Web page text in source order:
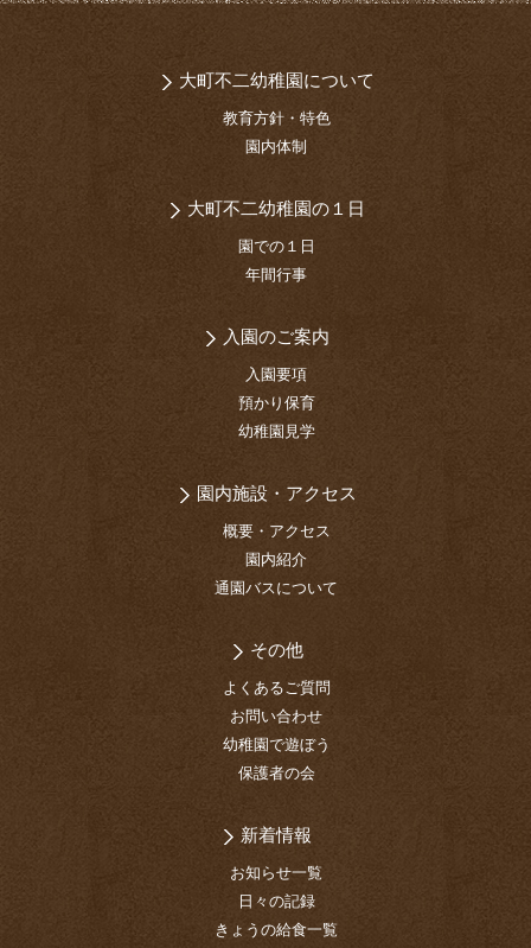
大町不二幼稚園について
教育方針・特色
園内体制
大町不二幼稚園の１日
園での１日
年間行事
入園のご案内
入園要項
預かり保育
幼稚園見学
園内施設・アクセス
概要・アクセス
園内紹介
通園バスについて
その他
よくあるご質問
お問い合わせ
幼稚園で遊ぼう
保護者の会
新着情報
お知らせ一覧
日々の記録
きょうの給食一覧